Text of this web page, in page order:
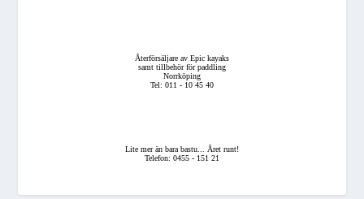
Återförsäljare av Epic kayaks
samt tillbehör för paddling
Norrköping
Tel: 011 - 10 45 40
Lite mer än bara bastu... Året runt!
Telefon: 0455 - 151 21